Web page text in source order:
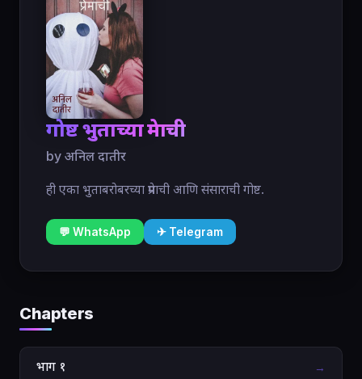
गोष्ट भुताच्या प्रेमाची
by अनिल दातीर
ही एका भुताबरोबरच्या प्रेमाची आणि संसाराची गोष्ट.
💬 WhatsApp ✈ Telegram
Chapters
भाग १ →